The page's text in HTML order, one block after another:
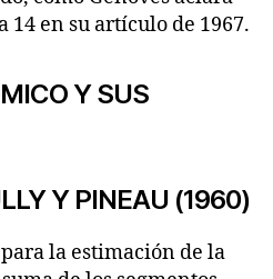
14 en su artículo de 1967.
Y SUS
Y PINEAU (1960)
la estimación de la